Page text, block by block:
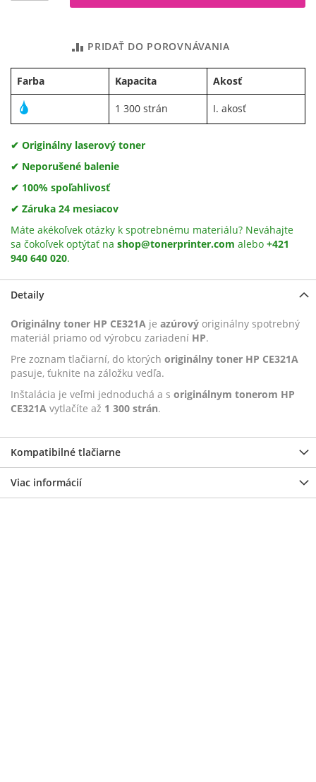
PRIDAŤ DO POROVNÁVANIA
Farba Kapacita Akosť
1 300 strán I. akosť
✔ Originálny laserový toner
✔ Neporušené balenie
✔ 100% spoľahlivosť
✔ Záruka 24 mesiacov
Máte akékoľvek otázky k spotrebnému materiálu? Neváhajte
sa čokoľvek optýtať na shop@tonerprinter.com alebo +421
940 640 020.
Detaily
Originálny toner HP CE321A je azúrový originálny spotrebný
materiál priamo od výrobcu zariadení HP.
Pre zoznam tlačiarní, do ktorých originálny toner HP CE321A
pasuje, ťuknite na záložku vedľa.
Inštalácia je veľmi jednoduchá a s originálnym tonerom HP
CE321A vytlačíte až 1 300 strán.
Kompatibilné tlačiarne
Viac informácií